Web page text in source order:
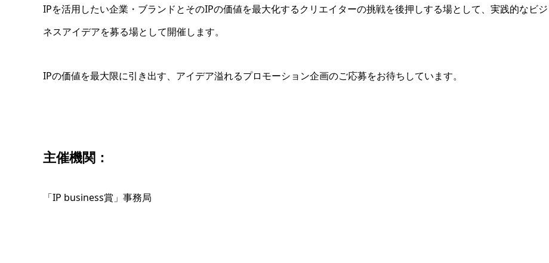
IPを活用したい企業・ブランドとそのIPの価値を最大化するクリエイターの挑戦を後押しする場として、実践的なビジ
ネスアイデアを募る場として開催します。
IPの価値を最大限に引き出す、アイデア溢れるプロモーション企画のご応募をお待ちしています。
主催機関：
「IP business賞」事務局